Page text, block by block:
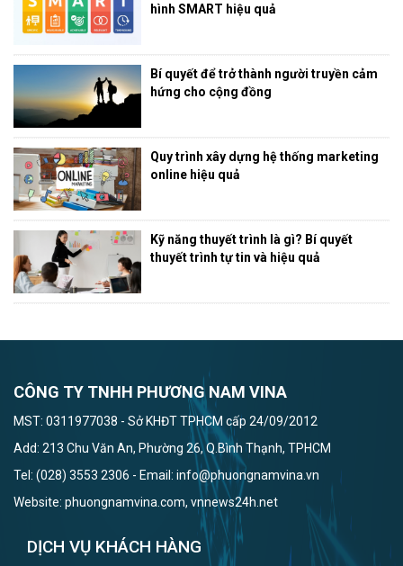
hình SMART hiệu quả
Bí quyết để trở thành người truyền cảm
hứng cho cộng đồng
Quy trình xây dựng hệ thống marketing
online hiệu quả
Kỹ năng thuyết trình là gì? Bí quyết
thuyết trình tự tin và hiệu quả
CÔNG TY TNHH PHƯƠNG NAM VINA
MST: 0311977038 - Sở KHĐT TPHCM cấp 24/09/2012
Add: 213 Chu Văn An, Phường 26, Q.Bình Thạnh, TPHCM
Tel: (028) 3553 2306 - Email: info@phuongnamvina.vn
Website: phuongnamvina.com, vnnews24h.net
DỊCH VỤ KHÁCH HÀNG